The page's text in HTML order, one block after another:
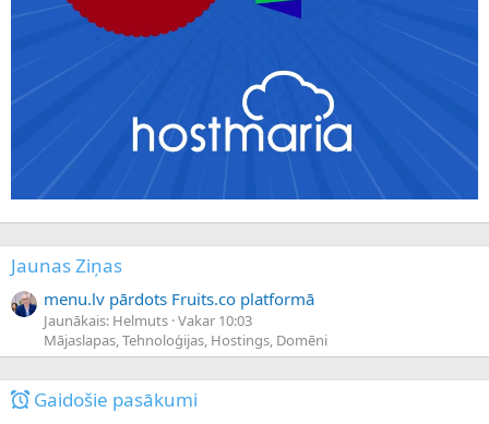
Jaunas Ziņas
menu.lv pārdots Fruits.co platformā
Jaunākais: Helmuts Vakar 10:03
Mājaslapas, Tehnoloģijas, Hostings, Domēni
Gaidošie pasākumi